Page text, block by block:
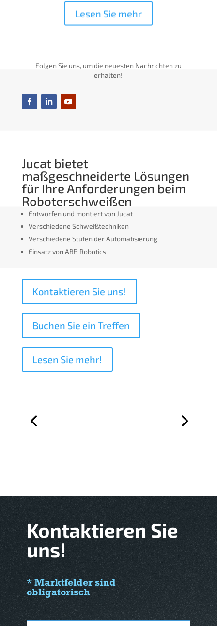
Lesen Sie mehr
Folgen Sie uns, um die neuesten Nachrichten zu
erhalten!
Jucat bietet
maßgeschneiderte Lösungen
für Ihre Anforderungen beim
Roboterschweißen
Entworfen und montiert von Jucat
Verschiedene Schweißtechniken
Verschiedene Stufen der Automatisierung
Einsatz von ABB Robotics
Kontaktieren Sie uns!
Buchen Sie ein Treffen
Lesen Sie mehr!
Kontaktieren Sie
uns!
* Marktfelder sind
obligatorisch